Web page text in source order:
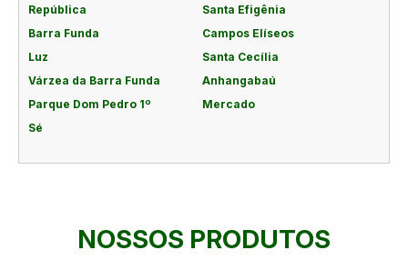
República
Santa Efigênia
Barra Funda
Campos Elíseos
Luz
Santa Cecília
Várzea da Barra Funda
Anhangabaú
Parque Dom Pedro 1º
Mercado
Sé
NOSSOS PRODUTOS